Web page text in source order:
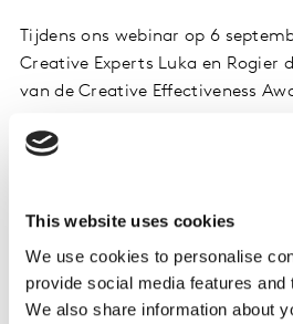
This website uses cookies
We use cookies to personalise
provide social media features and
We also share information about
Tijdens ons webinar op 6
Creative Experts Luka en Rogier
van de Creative Effectiveness
Tijdens het webinar op
Waarom juist deze winnaars
welke ‘creatieve sparks’ en
En wat zagen we specifiek in
markt?